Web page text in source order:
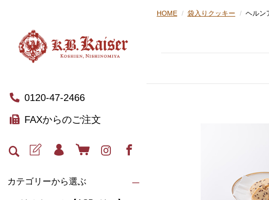
0120-47-2466
FAXからのご注文
カテゴリーから選ぶ
HOME 袋入りクッキー ヘルン